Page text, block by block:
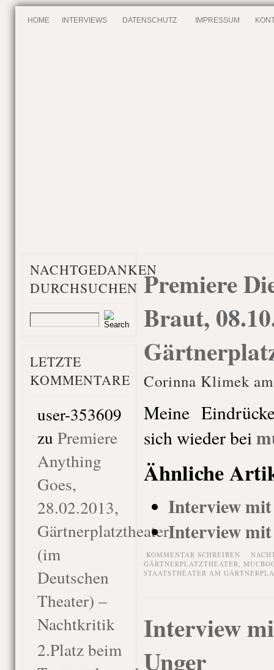
HOME INTERVIEWS DATENSCHUTZ IMPRESSUM
NACHTGEDANKEN
DURCHSUCHEN
LETZTE
KOMMENTARE
user-353609
zu Premiere
Anything
Goes,
28.02.2013,
Gärtnerplatztheater
(im
Deutschen
Theater) –
Nachtkritik
2.Platz beim
Premiere
Braut,
Corinna Klimek
Meine
sich wieder bei
Ähnliche
Interview
Interview
KOMMENTAR SCHREIBEN
GÄRTNERPLATZTHEATER,
STAATSTHEATER AM
Interview
Unger